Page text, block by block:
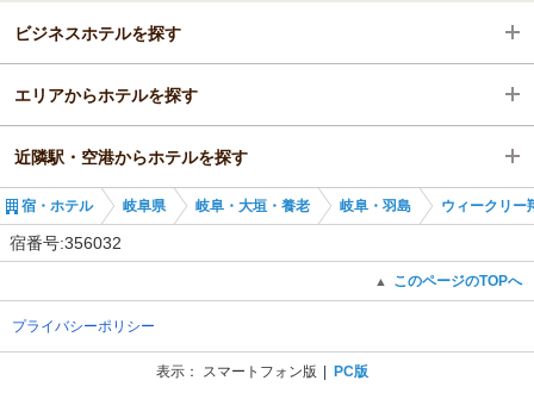
ビジネスホテルを探す
岐阜県
岐阜・大垣・養老
岐阜・羽島
エリアからホテルを探す
岐阜県
岐阜・大垣・養老
近隣駅・空港からホテルを探す
新那加駅
宿・ホテル 岐阜県 岐阜・大垣・養老 岐阜・羽島 ウィークリー
宿番号:356032
▲ このページのTOPへ
プライバシーポリシー
表示： スマートフォン版 PC版